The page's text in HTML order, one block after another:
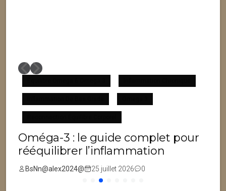
Oméga-3 : le guide complet pour
rééquilibrer l’inflammation
BsNn@alex2024@ 25 juillet 2026 0